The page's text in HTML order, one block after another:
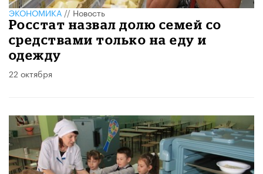
ЭКОНОМИКА//Новость
Росстат назвал долю семей со
средствами только на еду и
одежду
22 октября